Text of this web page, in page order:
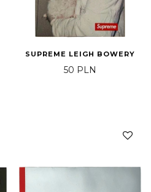
SUPREME LEIGH BOWERY
50 PLN